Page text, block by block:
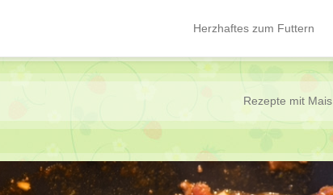
Hauptmenü
Springe zum Inhalt
Herzhaftes zum Futtern
Rezepte mit Mais